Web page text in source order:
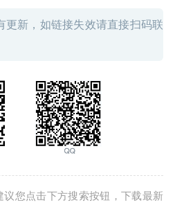
更新，如链接失效请直接扫码联
您点击下方搜索按钮，下载最新